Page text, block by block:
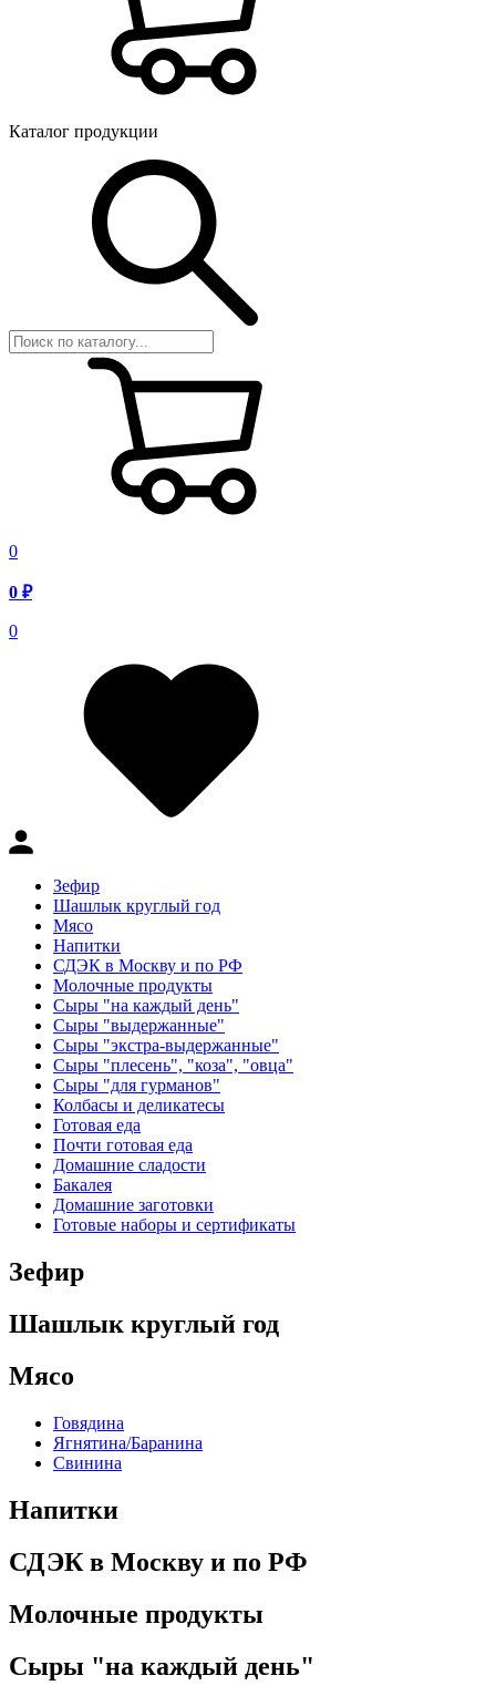
Каталог продукции
0
0 ₽
0
Зефир
Шашлык круглый год
Мясо
Напитки
СДЭК в Москву и по РФ
Молочные продукты
Сыры "на каждый день"
Сыры "выдержанные"
Сыры "экстра-выдержанные"
Сыры "плесень", "коза", "овца"
Сыры "для гурманов"
Колбасы и деликатесы
Готовая еда
Почти готовая еда
Домашние сладости
Бакалея
Домашние заготовки
Готовые наборы и сертификаты
Зефир
Шашлык круглый год
Мясо
Говядина
Ягнятина/Баранина
Свинина
Напитки
СДЭК в Москву и по РФ
Молочные продукты
Сыры "на каждый день"